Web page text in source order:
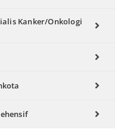
Kanker/Onkologi